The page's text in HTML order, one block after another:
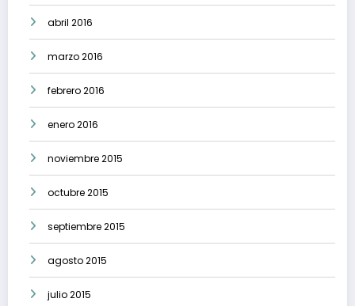
abril 2016
marzo 2016
febrero 2016
enero 2016
noviembre 2015
octubre 2015
septiembre 2015
agosto 2015
julio 2015